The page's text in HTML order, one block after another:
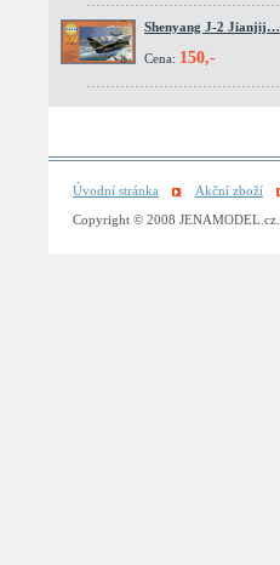
Shenyang J-2 Jianjij…
Cena: 150,-
Úvodní stránka Akční zboží
Copyright © 2008